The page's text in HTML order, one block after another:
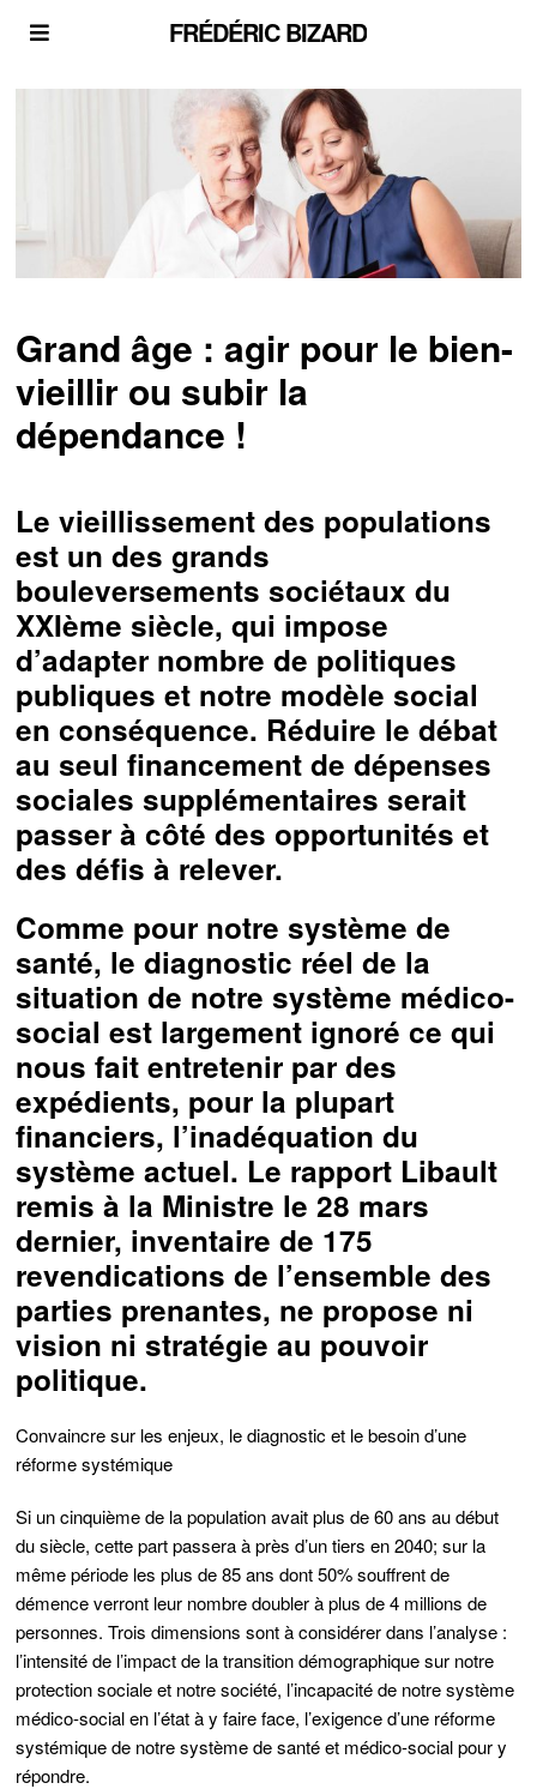
FRÉDÉRIC BIZARD
Grand âge : agir pour le bien-
vieillir ou subir la
dépendance !
Le vieillissement des populations
est un des grands
bouleversements sociétaux du
XXIème siècle, qui impose
d’adapter nombre de politiques
publiques et notre modèle social
en conséquence. Réduire le débat
au seul financement de dépenses
sociales supplémentaires serait
passer à côté des opportunités et
des défis à relever.
Comme pour notre système de
santé, le diagnostic réel de la
situation de notre système médico-
social est largement ignoré ce qui
nous fait entretenir par des
expédients, pour la plupart
financiers, l’inadéquation du
système actuel. Le rapport Libault
remis à la Ministre le 28 mars
dernier, inventaire de 175
revendications de l’ensemble des
parties prenantes, ne propose ni
vision ni stratégie au pouvoir
politique.
Convaincre sur les enjeux, le diagnostic et le besoin d’une
réforme systémique
Si un cinquième de la population avait plus de 60 ans au début
du siècle, cette part passera à près d’un tiers en 2040; sur la
même période les plus de 85 ans dont 50% souffrent de
démence verront leur nombre doubler à plus de 4 millions de
personnes. Trois dimensions sont à considérer dans l’analyse :
l’intensité de l’impact de la transition démographique sur notre
protection sociale et notre société, l’incapacité de notre système
médico-social en l’état à y faire face, l’exigence d’une réforme
systémique de notre système de santé et médico-social pour y
répondre.